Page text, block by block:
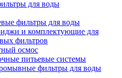
для воды
фильтры для воды
и комплектующие для
фильтров
осмос
питьевые системы
фильтры для воды